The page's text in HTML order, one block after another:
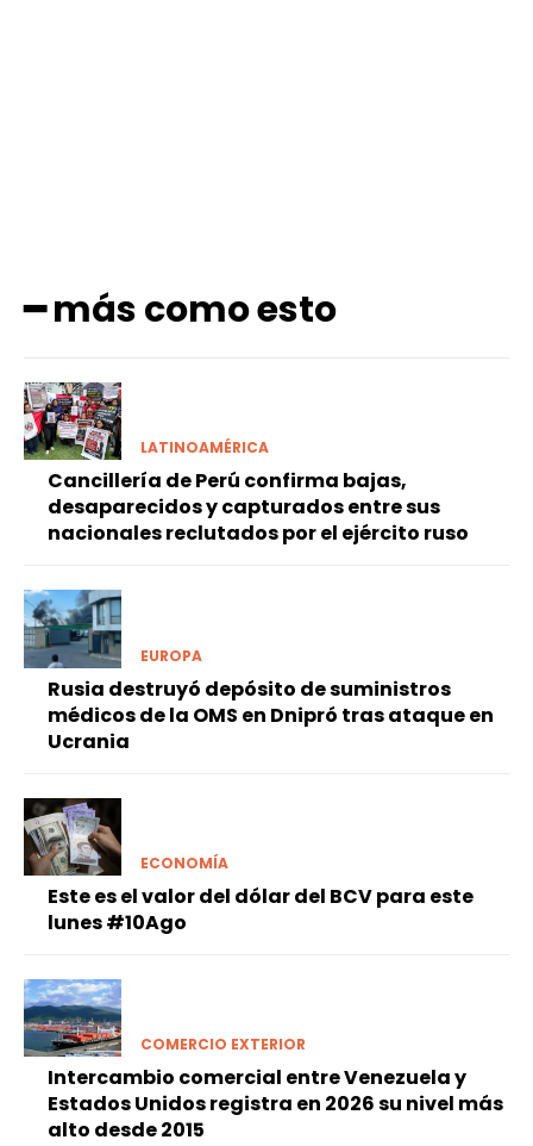
━ más como esto
LATINOAMÉRICA
Cancillería de Perú confirma bajas,
desaparecidos y capturados entre sus
nacionales reclutados por el ejército ruso
EUROPA
Rusia destruyó depósito de suministros
médicos de la OMS en Dnipró tras ataque en
Ucrania
ECONOMÍA
Este es el valor del dólar del BCV para este
lunes #10Ago
COMERCIO EXTERIOR
Intercambio comercial entre Venezuela y
Estados Unidos registra en 2026 su nivel más
alto desde 2015